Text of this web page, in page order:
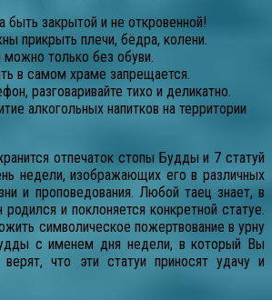
закрытой и не откровенной!
прикрыть плечи, бёдра, колени.
только без обуви.
в самом храме запрещается.
разговаривайте тихо и деликатно.
алкогольных напитков на территории
отпечаток стопы Будды и 7 статуй
недели, изображающих его в различных
и проповедования. Любой таец знает, в
и поклоняется конкретной статуе.
символическое пожертвование в урну
с именем дня недели, в который Вы
что эти статуи приносят удачу и